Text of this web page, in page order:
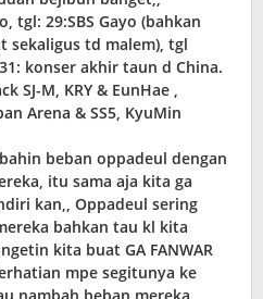
tgl: 29:SBS Gayo (bahkan
sekaligus td malem), tgl
konser akhir taun d China.
SJ-M, KRY & EunHae ,
Arena & SS5, KyuMin
beban oppadeul dengan
itu sama aja kita ga
kan,, Oppadeul sering
bahkan tau kl kita
kita buat GA FANWAR
mpe segitunya ke